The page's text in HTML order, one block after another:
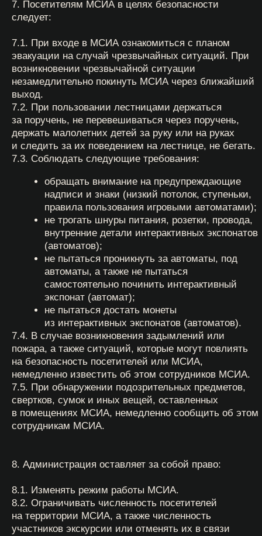
10. Ответственность за нарушение правил
10.1. За нарушения настоящих Правил посетителям
могут быть сделаны замечания в форме
предупреждения.
10.2. После получения одного предупреждения и при
невозможности устранения нарушения на месте
нарушитель удаляется с территории МСИА.
Удаление из МСИА производится сотрудниками
полиции, охраны или работниками МСИА при
исполнении ими служебных обязанностей.
10.3. Нарушение посетителями настоящих Правил,
причинение любого ущерба имуществу МСИА
является основанием для привлечения
их к материальной, административной и уголовной
ответственности в порядке и в соответствии
Федерации.
*** В случае возникновения вопросов звонить
— г. Москва+7 (495) 628−45−15; — г. Санкт-
+7 (812) 740−02−40. Также
с администрацией МСИА можно связаться
по электронной почте:0rub@15kop.ru
подарочный сертификат
организация и проведение
мероприятий
+7 (812) 740-02-40
Санкт-Петербург / м. «Невский проспект»,
Конюшенная площадь, 2В
Москва / м. «Кузнецкий мост»,
ул. Рождественка, 12
0rub@15kop.ru